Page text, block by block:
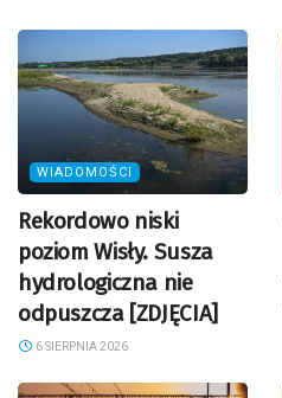
WIADOMOŚCI
Rekordowo niski
poziom Wisły. Susza
hydrologiczna nie
odpuszcza [ZDJĘCIA]
6 SIERPNIA 2026